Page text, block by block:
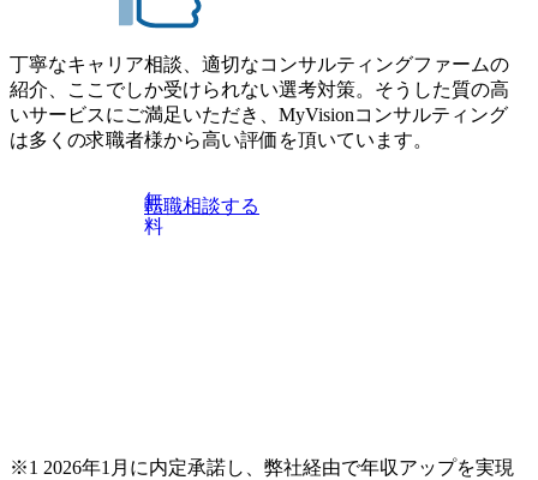
おりますが、調整が叶わないケースもございます オンライ
ン 書類選考通過者
歴を2年以上お持ちの方で、東京オフィスのコンサルタント
ポジションに応募意思がある方 ● 英語・日本語ともにビジ
ネスレベルの方 ※日本語が母国語でない方は日本語能力
試験N1またはそれ相当の上級レベルの日本語力(会話・読解
力)
丁寧なキャリア相談、適切なコンサルティングファームの
紹介、ここでしか受けられない選考対策。そうした質の高
いサービスにご満足いただき、MyVisionコンサルティング
は多くの求職者様から高い評価を頂いています。
無
料
転職相談する
※1 2026年1月に内定承諾し、弊社経由で年収アップを実現